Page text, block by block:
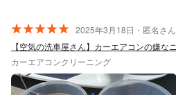
2025年3月18日・匿名さん
カーエアコンクリーニング